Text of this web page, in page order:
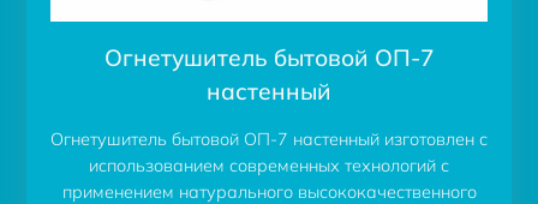
Огнетушитель бытовой ОП-7
настенный
Огнетушитель бытовой ОП-7 настенный изготовлен с
использованием современных технологий с
применением натурального высококачественного